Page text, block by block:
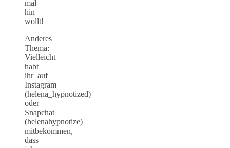
mal
hin
wollt!
Anderes
Thema:
Vielleicht
habt
ihr auf
Instagram
(helena_hypnotized)
oder
Snapchat
(helenahypnotize)
mitbekommen,
dass